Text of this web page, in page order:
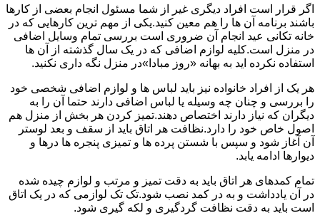
اگر قرار است افراد دیگری غیر از شما مسئول انجام بعضی از کارها
باشند برنامه آن ها را هم معین کنید.یکی از مهم ترین کارهایی که در
خانه تکانی عید انجام آن ضروری است بررسی تمام وسایل اضافی
در منزل است.کلیه لوازم اضافی که در یک سال گذشته از آن ها
استفاده نکرده اید به بهانه «روز مبادا»در منزل نگه داری نکنید.
هر یک از افراد خانواده نیز باید لباس ها و لوازم اضافی شخصی خود
را بررسی و چنان چه وسیله یا لباس اضافی دارند حتما آن را به
دیگران که نیاز دارند اختصاص دهند.تمیز کردن هر بخش از منزل هم
اصول خاص خود را دارد.نظافت هر اتاق باید از سقف و بعد لوستر
آن آغاز شود و سپس با شستن پرده ها و تمیزی پنجره ها درها و
دیوارها ادامه یابد.
تمام کمدهای هر اتاق باید به دقت تمیز و مرتب و لوازم چیده شده
در آن یادداشت و به در کمد نصب شود.تک تک لوازمی که در یک اتاق
است باید به دقت نظافت گردگیری و لکه گیری شود.